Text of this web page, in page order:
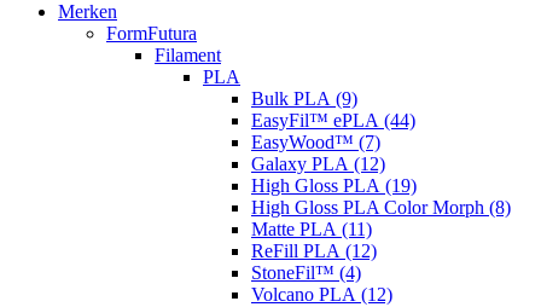
Merken
FormFutura
Filament
PLA
Bulk PLA (9)
EasyFil™ ePLA (44)
EasyWood™ (7)
Galaxy PLA (12)
High Gloss PLA (19)
High Gloss PLA Color Morph (8)
Matte PLA (11)
ReFill PLA (12)
StoneFil™ (4)
Volcano PLA (12)